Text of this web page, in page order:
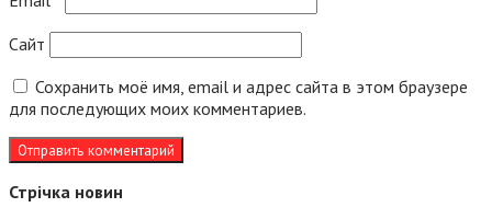
Сайт
Сохранить моё имя, email и адрес сайта в этом браузере
для последующих моих комментариев.
Стрічка новин